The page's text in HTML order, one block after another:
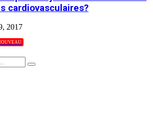
cardiovasculaires?
2017
Search